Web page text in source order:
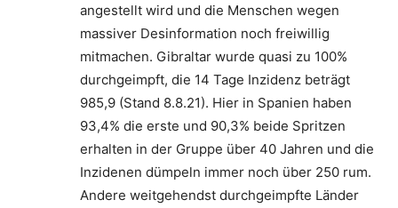
angestellt wird und die Menschen wegen
massiver Desinformation noch freiwillig
mitmachen. Gibraltar wurde quasi zu 100%
durchgeimpft, die 14 Tage Inzidenz beträgt
985,9 (Stand 8.8.21). Hier in Spanien haben
93,4% die erste und 90,3% beide Spritzen
erhalten in der Gruppe über 40 Jahren und die
Inzidenen dümpeln immer noch über 250 rum.
Andere weitgehendst durchgeimpfte Länder